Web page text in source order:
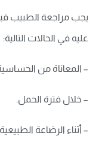
يجب مراجعة الطبيب
عليه في الحالات التالية:
– المعاناة من
– خلال فترة الحمل.
– أثناء الرضاعة